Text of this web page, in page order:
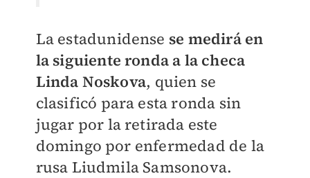
La estadunidense se medirá en
la siguiente ronda a la checa
Linda Noskova, quien se
clasificó para esta ronda sin
jugar por la retirada este
domingo por enfermedad de la
rusa Liudmila Samsonova.